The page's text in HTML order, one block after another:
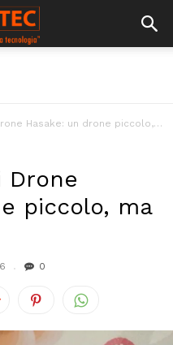
un drone piccolo, ma divertente
Drone
piccolo, ma
0